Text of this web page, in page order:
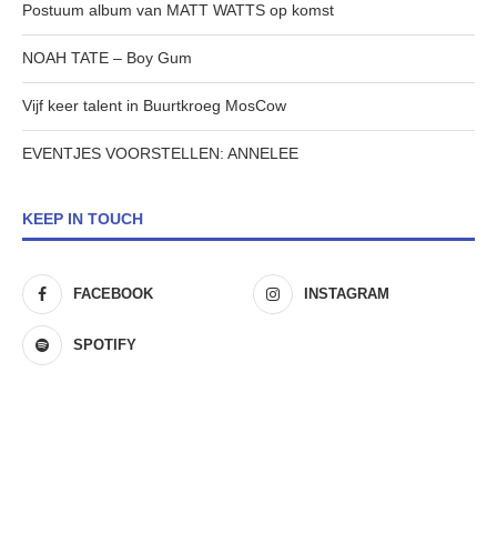
Postuum album van MATT WATTS op komst
NOAH TATE – Boy Gum
Vijf keer talent in Buurtkroeg MosCow
EVENTJES VOORSTELLEN: ANNELEE
KEEP IN TOUCH
FACEBOOK INSTAGRAM
SPOTIFY